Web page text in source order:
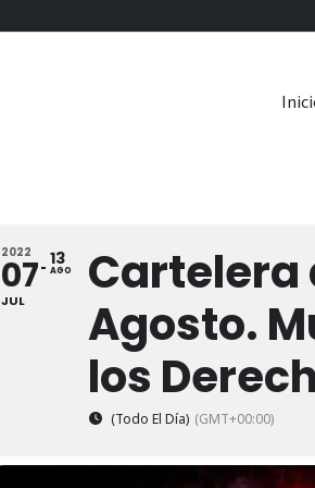
2022
07
JUL
13
AGO
Cartelera
Agosto.
los
(Todo El Día) (GMT+00:00)